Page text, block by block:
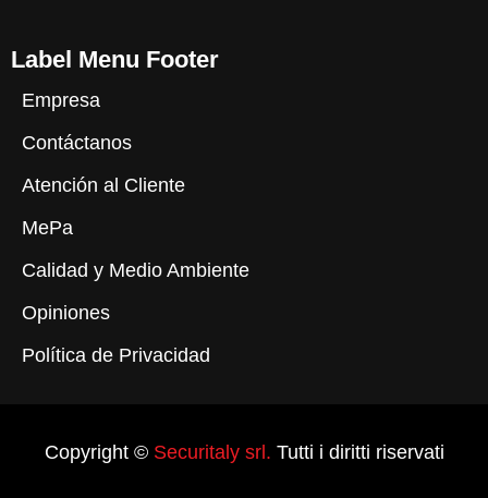
Label Menu Footer
Empresa
Contáctanos
Atención al Cliente
MePa
Calidad y Medio Ambiente
Opiniones
Política de Privacidad
Copyright © Securitaly srl. Tutti i diritti riservati